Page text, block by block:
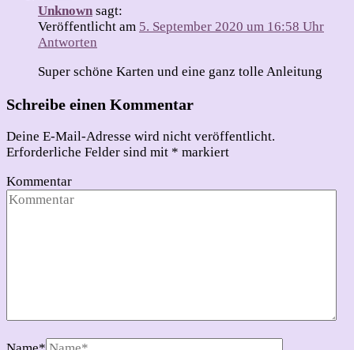
Unknown sagt:
Veröffentlicht am 5. September 2020 um 16:58 Uhr
Antworten
Super schöne Karten und eine ganz tolle Anleitung
Schreibe einen Kommentar
Deine E-Mail-Adresse wird nicht veröffentlicht.
Erforderliche Felder sind mit * markiert
Kommentar